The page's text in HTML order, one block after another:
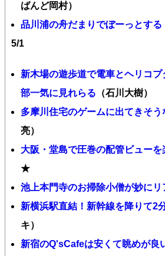
ばんど岡村）
品川浦の舟だまりでぼーっとする
5/1
新木場の遊歩道で電車とヘリコ
部一気に見れらる （石川大樹）
多摩川住宅のゲームに出てきそう
亮）
大阪・堂島で圧巻の配管ビューを
★
池上本門寺のお掃除小僧が妙にリ
新横浜駅直結！新幹線を降りて2
キ）
新宿のQ'sCafeは安くて眺めが良